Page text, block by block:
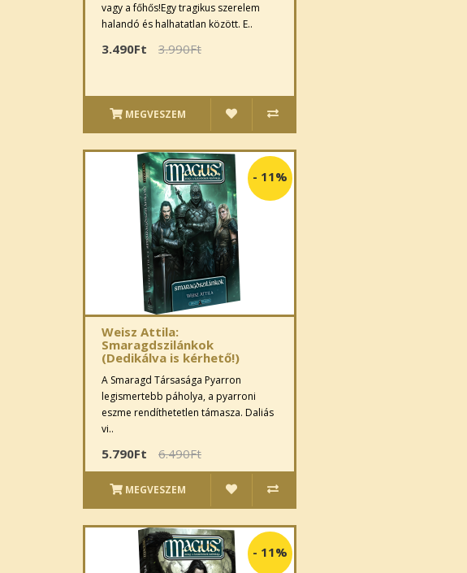
vagy a főhős!Egy tragikus szerelem
halandó és halhatatlan között. E..
3.490Ft 3.990Ft
MEGVESZEM
- 11%
Weisz Attila:
Smaragdszilánkok
(Dedikálva is kérhető!)
A Smaragd Társasága Pyarron
legismertebb páholya, a pyarroni
eszme rendíthetetlen támasza. Daliás
vi..
5.790Ft 6.490Ft
MEGVESZEM
- 11%